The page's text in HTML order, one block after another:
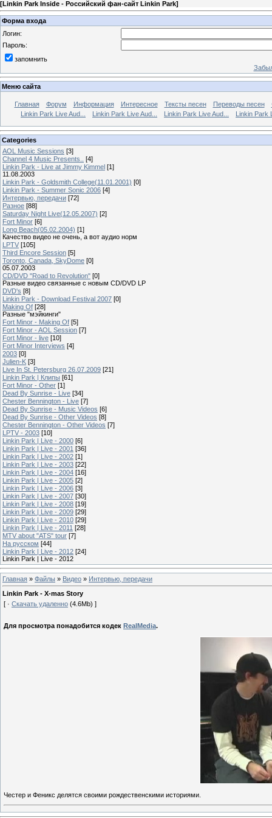
[Linkin Park Inside - Российский фан-сайт Linkin Park]
Форма входа
Логин:
Пароль:
запомнить
Меню сайта
Главная Форум Информация Интересное Тексты песен Переводы песен
Linkin Park Live Aud...
Linkin Park Live Aud... Linkin Park Live Aud... Linkin Park
Categories
AOL Music Sessions [3]
Channel 4 Music Presents..
[4]
Linkin Park - Live at Jimmy Kimmel [1]
11.08.2003
Linkin Park - Goldsmith College(11.01.2001) [0]
Linkin Park - Summer Sonic 2006 [4]
Интервью, передачи [72]
Разное [88]
Saturday Night Live(12.05.2007) [2]
Fort Minor [6]
Long Beach(05.02.2004) [1]
Качество видео не очень, а вот аудио норм
LPTV [105]
Third Encore Session [5]
Toronto, Canada, SkyDome [0]
05.07.2003
CD/DVD "Road to Revolution" [0]
Разные видео связанные с новым CD/DVD LP
DVD's [8]
Linkin Park - Download Festival 2007 [0]
Making Of [28]
Разные "мэйкинги"
Fort Minor - Making Of [5]
Fort Minor - AOL Session [7]
Fort Minor - live [10]
Fort Minor Interviews [4]
2003 [0]
Julien-K [3]
Live In St. Petersburg 26.07.2009 [21]
Linkin Park | Клипы [61]
Fort Minor - Other [1]
Dead By Sunrise - Live [34]
Chester Bennington - Live [7]
Dead By Sunrise - Music Videos [6]
Dead By Sunrise - Other Videos [8]
Chester Bennington - Other Videos [7]
LPTV - 2003 [10]
Linkin Park | Live - 2000 [6]
Linkin Park | Live - 2001 [36]
Linkin Park | Live - 2002 [1]
Linkin Park | Live - 2003 [22]
Linkin Park | Live - 2004 [16]
Linkin Park | Live - 2005 [2]
Linkin Park | Live - 2006 [3]
Linkin Park | Live - 2007 [30]
Linkin Park | Live - 2008 [19]
Linkin Park | Live - 2009 [29]
Linkin Park | Live - 2010 [29]
Linkin Park | Live - 2011 [28]
MTV about "ATS" tour [7]
На русском [44]
Linkin Park | Live - 2012 [24]
Linkin Park | Live - 2012
Главная » Файлы » Видео » Интервью, передачи
Linkin Park - X-mas Story
[ · Скачать удаленно (4.6Mb) ]
Для просмотра понадобится кодек RealMedia.
Честер и Феникс делятся своими рождественскими историями.